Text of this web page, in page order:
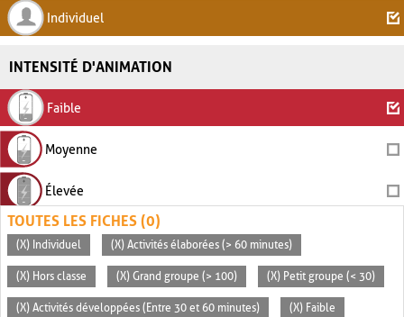
Individuel
INTENSITÉ D'ANIMATION
Faible
Moyenne
Élevée
TOUTES LES FICHES (0)
(X) Individuel (X) Activités élaborées (> 60 minutes)
(X) Hors classe (X) Grand groupe (> 100) (X) Petit groupe (< 30)
(X) Activités développées (Entre 30 et 60 minutes) (X) Faible